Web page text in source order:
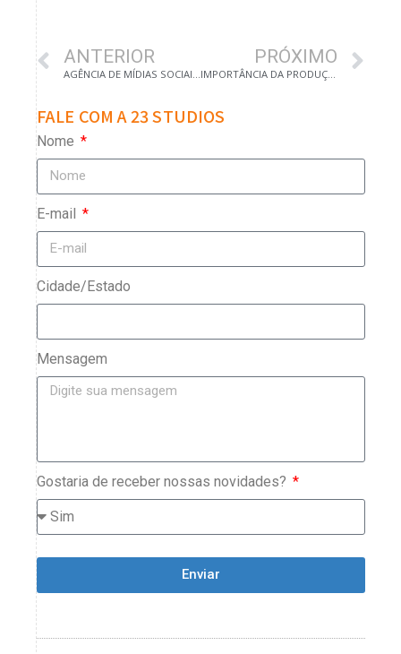
ANTERIOR PRÓXIMO
FALE COM A 23 STUDIOS
Nome
E-mail
Cidade/Estado
Mensagem
Gostaria de receber nossas novidades?
Enviar